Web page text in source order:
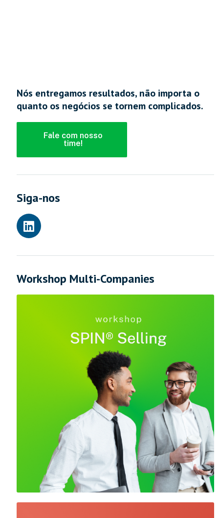
Nós entregamos resultados, não importa o
quanto os negócios se tornem complicados.
Fale com nosso
time!
Siga-nos
Workshop Multi-Companies